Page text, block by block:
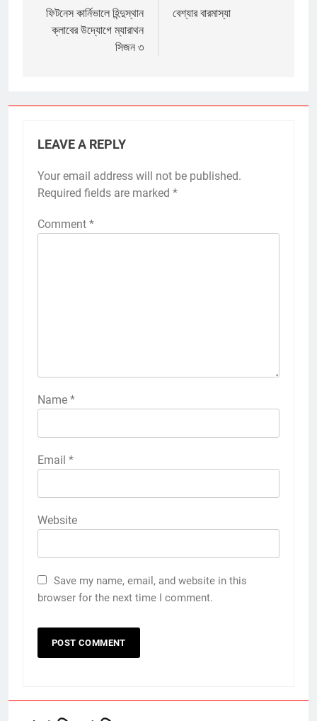
navigation
ফিটনেস কার্নিভালে হিন্দুস্থান
ক্লাবের উদ্যোগে ম্যারাথন
সিজন ৩
বেশ্যার বারমাস্যা
LEAVE A REPLY
Your email address will not be published.
Required fields are marked *
Comment *
Name *
Email *
Website
Save my name, email, and website in this
browser for the next time I comment.